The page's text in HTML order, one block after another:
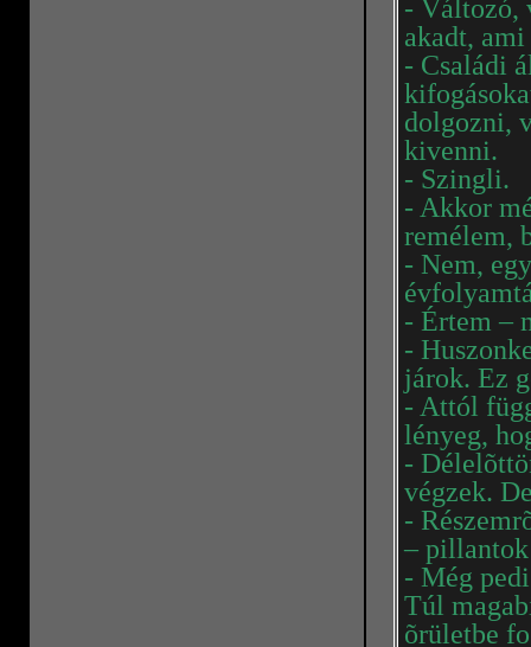
- Változó,
akadt,
- Családi
dolgozni,
kivenni.
- Szingli.
- Akkor
remélem,
- Nem,
- Értem –
-
járok. Ez
- Attól
lényeg,
-
végzek.
-
–
- Még
Túl
õrületbe